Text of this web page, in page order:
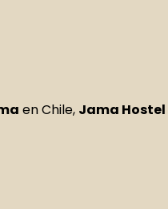
en Chile, Jama Hostel